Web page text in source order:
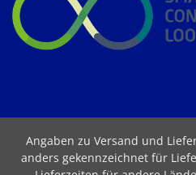
Angaben zu Versand und
anders gekennzeichnet für